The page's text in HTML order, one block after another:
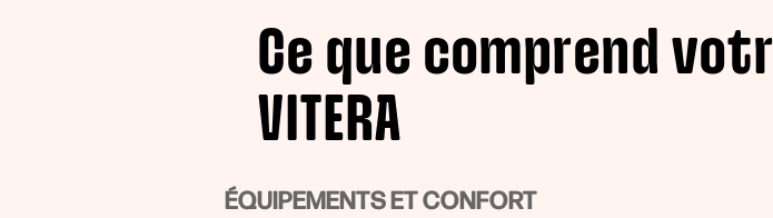
Ce que comprend
VITERA
ÉQUIPEMENTS ET CONFORT